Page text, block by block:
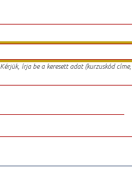
Kérjük, írja be a keresett adat (kurzuskód